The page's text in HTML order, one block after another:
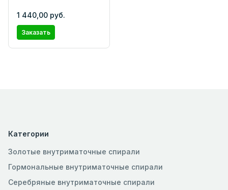
1 440,00 руб.
Заказать
Категории
Золотые внутриматочные спирали
Гормональные внутриматочные спирали
Серебряные внутриматочные спирали